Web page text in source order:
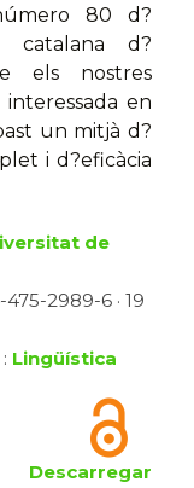
80 d?
catalana d?
els nostres
en
un mitjà d?
i d?eficàcia
de
475-2989-6 · 19
: Lingüística
Descarregar